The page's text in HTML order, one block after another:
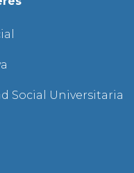
Social Universitaria